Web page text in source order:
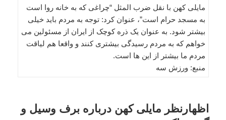
مایلی کهن با نقل ضرب المثل “چراغی که به خانه روا است
به مسجد حرام است”، عنوان کرد: توجه به مردم باید خیلی
بیشتر شود. به عنوان یک ذره کوچک از ایران از مسئولین می
خواهم که به مردم رسیدگی بیشتری کنند و واقعا هم لیاقت
مردم ما بیشتر از این ها است.
منبع: ورزش سه
اظهارنظر مایلی کهن درباره برف وسیل و